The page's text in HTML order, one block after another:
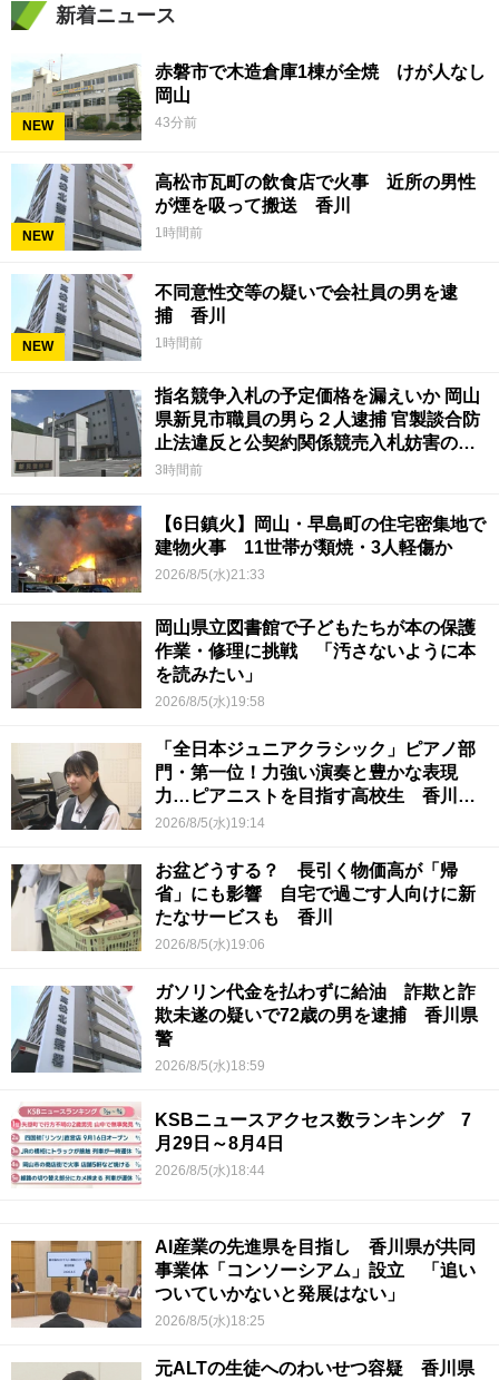
新着ニュース
NEW
赤磐市で木造倉庫1棟が全焼 けが人なし
岡山
43分前
NEW
高松市瓦町の飲食店で火事 近所の男性
が煙を吸って搬送 香川
1時間前
NEW
不同意性交等の疑いで会社員の男を逮
捕 香川
1時間前
指名競争入札の予定価格を漏えいか 岡山
県新見市職員の男ら２人逮捕 官製談合防
止法違反と公契約関係競売入札妨害の疑
い
3時間前
【6日鎮火】岡山・早島町の住宅密集地で
建物火事 11世帯が類焼・3人軽傷か
2026/8/5(水)21:33
岡山県立図書館で子どもたちが本の保護
作業・修理に挑戦 「汚さないように本
を読みたい」
2026/8/5(水)19:58
「全日本ジュニアクラシック」ピアノ部
門・第一位！力強い演奏と豊かな表現
力…ピアニストを目指す高校生 香川
【青春のキセキ】
2026/8/5(水)19:14
お盆どうする？ 長引く物価高が「帰
省」にも影響 自宅で過ごす人向けに新
たなサービスも 香川
2026/8/5(水)19:06
ガソリン代金を払わずに給油 詐欺と詐
欺未遂の疑いで72歳の男を逮捕 香川県
警
2026/8/5(水)18:59
KSBニュースアクセス数ランキング 7
月29日～8月4日
2026/8/5(水)18:44
AI産業の先進県を目指し 香川県が共同
事業体「コンソーシアム」設立 「追い
ついていかないと発展はない」
2026/8/5(水)18:25
元ALTの生徒へのわいせつ容疑 香川県